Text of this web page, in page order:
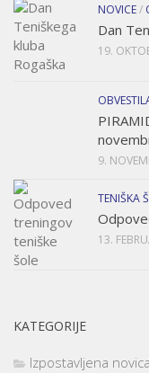
NOVICE/
Dan
19.
9.
TENIŠKA
13.
KATEGORIJE
Izpostavljena novica